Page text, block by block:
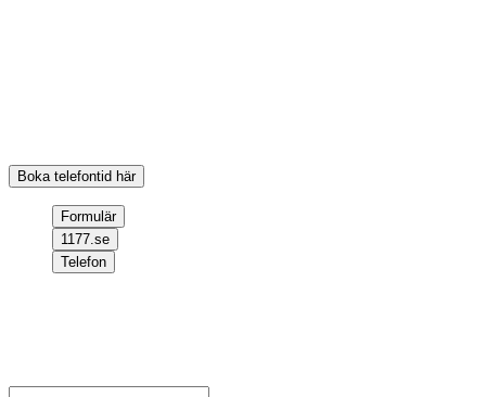
Boka telefontid här
Formulär
1177.se
Telefon